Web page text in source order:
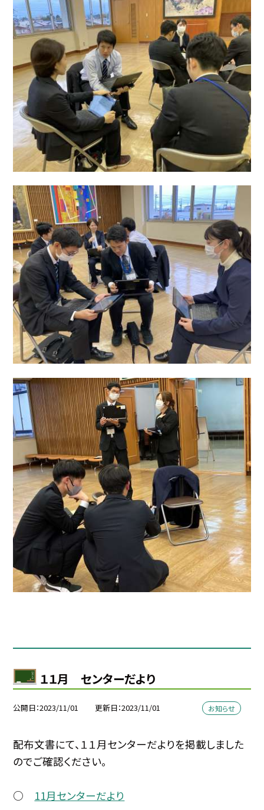
１１月 センターだより
公開日 2023/11/01 更新日 2023/11/01 お知らせ
配布文書にて、１１月センターだよりを掲載しました
のでご確認ください。
○ 11月センターだより